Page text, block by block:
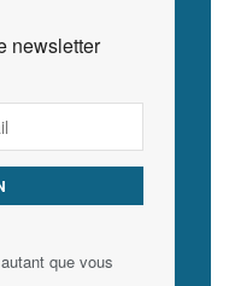
newsletter
que vous